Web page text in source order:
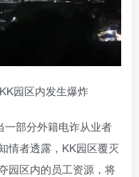
园区内发生爆炸
一部分外籍电诈从业者
情者透露，KK园区覆灭
园区内的员工资源，将